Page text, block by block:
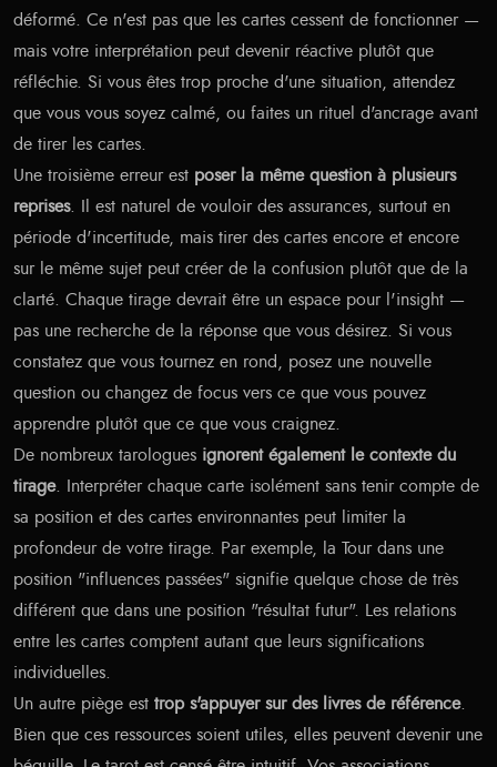
déformé. Ce n'est pas que les cartes cessent de fonctionner —
mais votre interprétation peut devenir réactive plutôt que
réfléchie. Si vous êtes trop proche d'une situation, attendez
que vous vous soyez calmé, ou faites un rituel d'ancrage avant
de tirer les cartes.
Une troisième erreur est poser la même question à plusieurs
reprises. Il est naturel de vouloir des assurances, surtout en
période d'incertitude, mais tirer des cartes encore et encore
sur le même sujet peut créer de la confusion plutôt que de la
clarté. Chaque tirage devrait être un espace pour l'insight —
pas une recherche de la réponse que vous désirez. Si vous
constatez que vous tournez en rond, posez une nouvelle
question ou changez de focus vers ce que vous pouvez
apprendre plutôt que ce que vous craignez.
De nombreux tarologues ignorent également le contexte du
tirage. Interpréter chaque carte isolément sans tenir compte de
sa position et des cartes environnantes peut limiter la
profondeur de votre tirage. Par exemple, la Tour dans une
position "influences passées" signifie quelque chose de très
différent que dans une position "résultat futur". Les relations
entre les cartes comptent autant que leurs significations
individuelles.
Un autre piège est trop s'appuyer sur des livres de référence.
Bien que ces ressources soient utiles, elles peuvent devenir une